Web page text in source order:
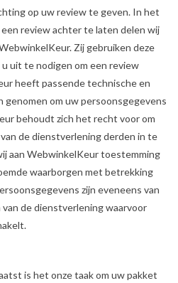
op uw review te geven. In het
review achter te laten delen wij
Zij gebruiken deze
uit te nodigen om een review
heeft passende technische en
genomen om uw persoonsgegevens
behoudt zich het recht voor om
de dienstverlening derden in te
aan WebwinkelKeur toestemming
waarborgen met betrekking
zijn eveneens van
de dienstverlening waarvoor
is het onze taak om uw pakket